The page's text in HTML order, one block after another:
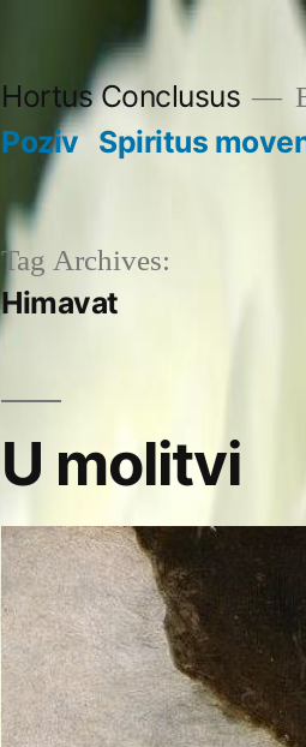
Hortus Conclusus
Poziv Spiritus
Tag Archives:
Himavat
U molitvi